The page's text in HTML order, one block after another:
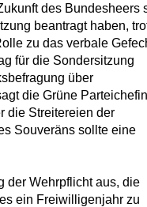
des Bundesheers
beantragt haben,
zu das verbale
für die Sondersitzung
über
die Grüne Parteichefin
die Streitereien der
Souveräns sollte eine
der Wehrpflicht aus, die
ein Freiwilligenjahr zu